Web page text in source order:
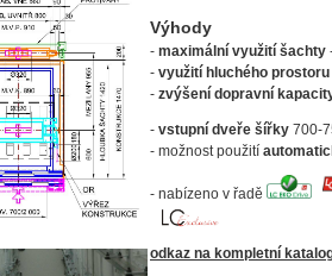
Výhody
- maximální využití šachty
- využití hluchého
- zvýšení dopravní
- vstupní dveře šířky 700-
- možnost použití
- nabízeno v řadě
odkaz na kompletní